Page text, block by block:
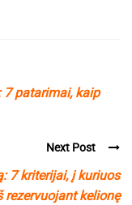
7 patarimai, kaip
Next Post
7 kriterijai, į kuriuos
rezervuojant kelionę